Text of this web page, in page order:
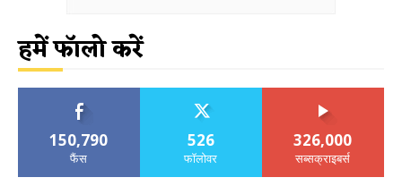
हमें फॉलो करें
150,790
फैंस
526
फॉलोवर
326,000
सब्सक्राइबर्स